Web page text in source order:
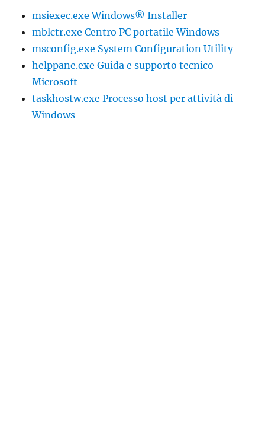
msiexec.exe Windows® Installer
mblctr.exe Centro PC portatile Windows
msconfig.exe System Configuration Utility
helppane.exe Guida e supporto tecnico
Microsoft
taskhostw.exe Processo host per attività di
Windows